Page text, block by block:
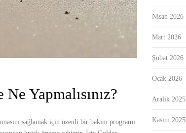
Yapmalısınız?
sağlamak için özenli bir bakım programı
Nisan 2026
Mart 2026
Şubat 2026
Ocak 2026
Aralık 2025
Kasım 2025